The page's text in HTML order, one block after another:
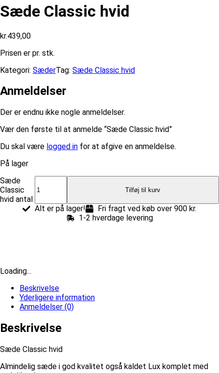
Sæde Classic hvid
kr.439,00
Prisen er pr. stk.
Kategori: SæderTag: Sæde Classic hvid
Anmeldelser
Der er endnu ikke nogle anmeldelser.
Vær den første til at anmelde “Sæde Classic hvid”
Du skal være logged in for at afgive en anmeldelse.
På lager
Sæde
Classic
hvid antal
Tilføj til kurv
Alt er på lager!
Fri fragt ved køb over 900 kr.
1-2 hverdage levering
Loading...
Beskrivelse
Yderligere information
Anmeldelser (0)
Beskrivelse
Sæde Classic hvid
Almindelig sæde i god kvalitet også kaldet Lux komplet med